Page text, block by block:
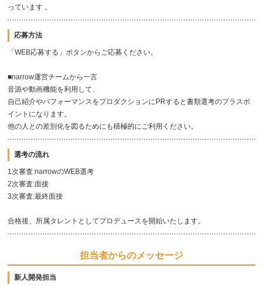
っています 。
応募方法
「WEB応募する」ボタンからご応募ください。
■narrow運営チームから一言
音源や動画機能を利用して、
自己紹介やパフォーマンスをプロダクションにPRすると書類選考のプラスポ
イントになります。
他の人との差別化を図るためにも積極的にご利用ください。
選考の流れ
1次審査:narrowのWEB選考
2次審査:面接
3次審査:最終面接
合格後、所属タレントとしてプロデュースを開始いたします。
担当者からのメッセージ
新人開発担当